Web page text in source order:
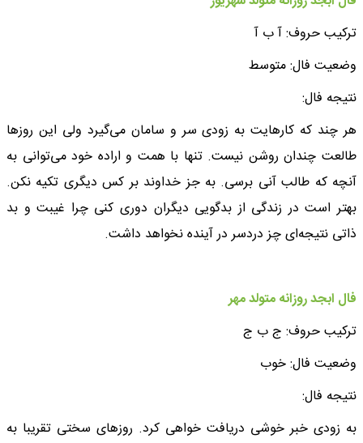
ترکیب حروف: آ ب آ
وضعیت فال: متوسط
نتیجه فال:
هر چند که کارهایت به زودی سر و سامان می‌گیرد ولی این روزها
طالعت چندان روشن نیست. تنها با همت و اراده خود می‌توانی به
آنچه که طالب آنی برسی. به جز خداوند بر کس دیگری تکیه نکن.
بهتر است در زندگی از بدگویی دیگران دوری کنی چرا غیبت و بد
ذاتی نتیجه‌ای چز دردسر در آینده نخواهد داشت.
فال ابجد روزانه متولد مهر
ترکیب حروف: ج ب ج
وضعیت فال: خوب
نتیجه فال:
به زودی خبر خوشی دریافت خواهی کرد. روزهای سختی تقریبا به